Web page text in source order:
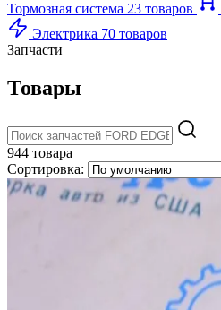
Тормозная система 23 товаров
Электрика 70 товаров
Запчасти
Товары
944 товара
Сортировка: